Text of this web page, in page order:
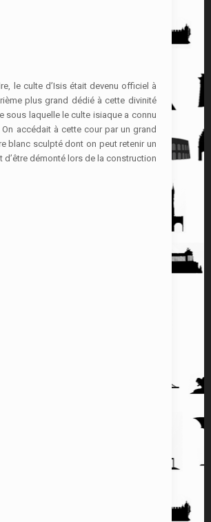
le culte d’Isis était devenu officiel à
plus grand dédié à cette divinité
sous laquelle le culte isiaque a connu
accédait à cette cour par un grand
blanc sculpté dont on peut retenir un
d’être démonté lors de la construction